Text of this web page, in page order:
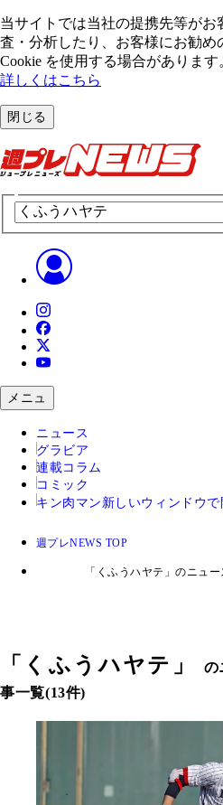
当サイトでは当社の提携先等がお
査・分析したり、お客様にお勧め
Cookie を使⽤する場合があります
詳しくはこちら
閉じる
メニュ
ニュース
グラビア
連載コラム
コミック
キン肉マン 新しいウィンドウで
週プレNEWS TOP
「くふうハヤテ」のニュ
「 くふうハヤテ 」
の
事一覧(13件)